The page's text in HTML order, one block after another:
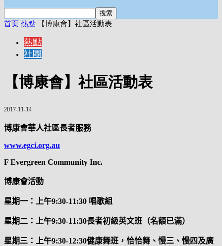
首页 熱點 【博康會】社區活動表
熱點
社團
【博康會】社區活動表
2017-11-14
博康會華人社區長者服務
www.egci.org.au
F Evergreen Community Inc.
博康會活動
星期一：上午9:30-11:30 唱歌組
星期二：上午9:30-11:30長者初級英文班（名額已滿）
星期三：上午9:30-12:30健康舞班，恰恰舞、慢三、慢四及廣